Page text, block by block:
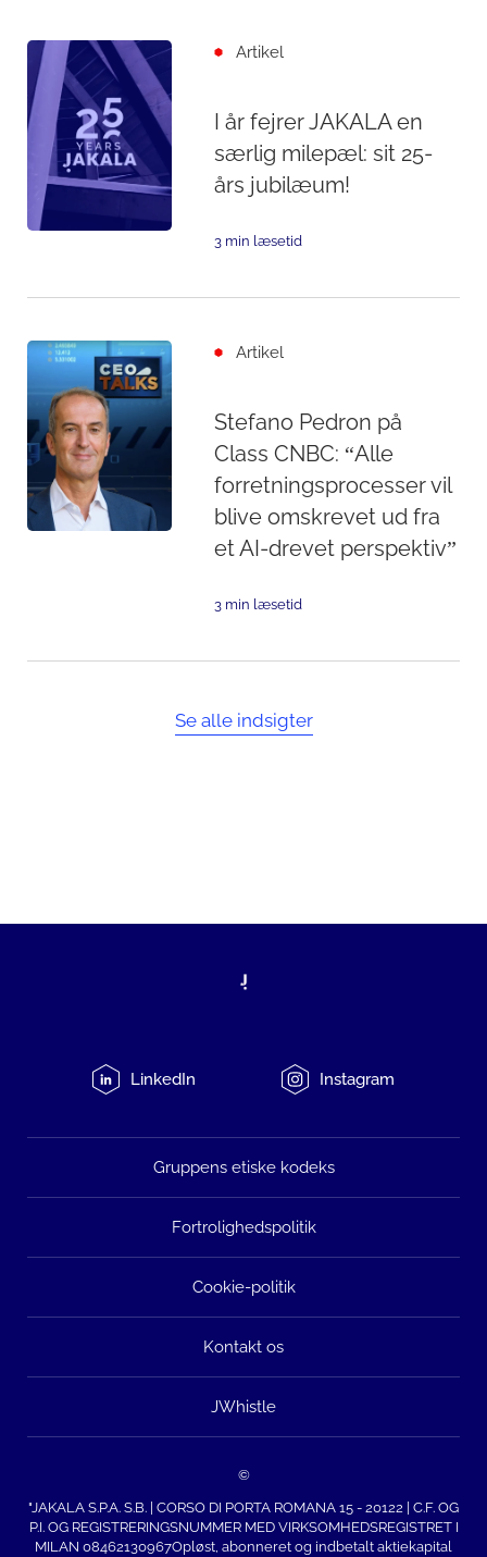
Artikel
I år fejrer JAKALA en
særlig milepæl: sit 25-
års jubilæum!
3 min læsetid
Artikel
Stefano Pedron på
Class CNBC: “Alle
forretningsprocesser vil
blive omskrevet ud fra
et AI-drevet perspektiv”
3 min læsetid
Se alle indsigter
LinkedIn Instagram
Gruppens etiske kodeks
Fortrolighedspolitik
Cookie-politik
Kontakt os
JWhistle
©
"JAKALA S.P.A. S.B. | CORSO DI PORTA ROMANA 15 - 20122 | C.F. OG
P.I. OG REGISTRERINGSNUMMER MED VIRKSOMHEDSREGISTRET I
MILAN 08462130967Opløst, abonneret og indbetalt aktiekapital